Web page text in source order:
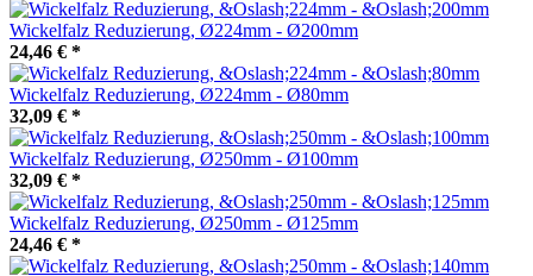
Wickelfalz Reduzierung, Ø224mm - Ø200mm
24,46 € *
Wickelfalz Reduzierung, Ø224mm - Ø80mm
32,09 € *
Wickelfalz Reduzierung, Ø250mm - Ø100mm
32,09 € *
Wickelfalz Reduzierung, Ø250mm - Ø125mm
24,46 € *